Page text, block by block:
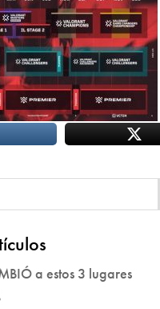
a estos 3 lugares